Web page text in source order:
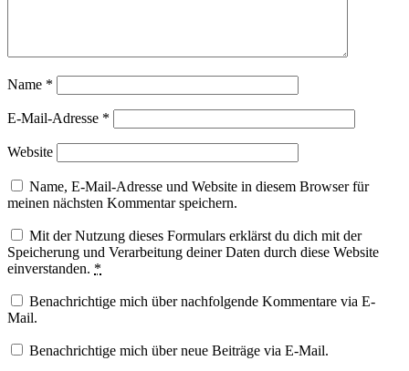
Name *
E-Mail-Adresse *
Website
Name, E-Mail-Adresse und Website in diesem Browser für
meinen nächsten Kommentar speichern.
Mit der Nutzung dieses Formulars erklärst du dich mit der
Speicherung und Verarbeitung deiner Daten durch diese Website
einverstanden. *
Benachrichtige mich über nachfolgende Kommentare via E-
Mail.
Benachrichtige mich über neue Beiträge via E-Mail.